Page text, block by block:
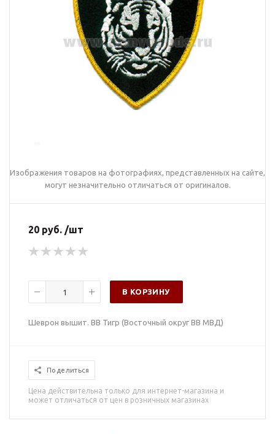
Изображения товаров на фотографиях, представленных на сайте,
могут незначительно отличаться от оригиналов.
20 руб. /шт
В КОРЗИНУ
Шеврон вышит. ВВ Тигр (Восточный округ ВВ МВД)
Поделиться
Цена действительна только для интернет-магазина и
может отличаться от цен в розничных магазинах